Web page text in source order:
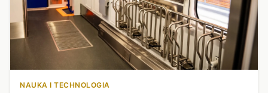
NAUKA I TECHNOLOGIA